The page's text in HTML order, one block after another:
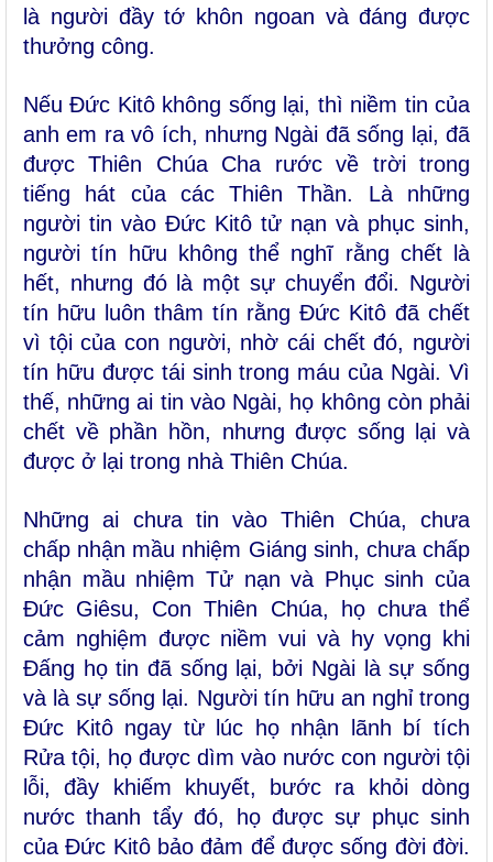
là người đầy tớ khôn ngoan và đáng được
thưởng công.
Nếu Đức Kitô không sống lại, thì niềm tin của
anh em ra vô ích, nhưng Ngài đã sống lại, đã
được Thiên Chúa Cha rước về trời trong
tiếng hát của các Thiên Thần. Là những
người tin vào Đức Kitô tử nạn và phục sinh,
người tín hữu không thể nghĩ rằng chết là
hết, nhưng đó là một sự chuyển đổi. Người
tín hữu luôn thâm tín rằng Đức Kitô đã chết
vì tội của con người, nhờ cái chết đó, người
tín hữu được tái sinh trong máu của Ngài. Vì
thế, những ai tin vào Ngài, họ không còn phải
chết về phần hồn, nhưng được sống lại và
được ở lại trong nhà Thiên Chúa.
Những ai chưa tin vào Thiên Chúa, chưa
chấp nhận mầu nhiệm Giáng sinh, chưa chấp
nhận mầu nhiệm Tử nạn và Phục sinh của
Đức Giêsu, Con Thiên Chúa, họ chưa thể
cảm nghiệm được niềm vui và hy vọng khi
Đấng họ tin đã sống lại, bởi Ngài là sự sống
và là sự sống lại. Người tín hữu an nghỉ trong
Đức Kitô ngay từ lúc họ nhận lãnh bí tích
Rửa tội, họ được dìm vào nước con người tội
lỗi, đầy khiếm khuyết, bước ra khỏi dòng
nước thanh tẩy đó, họ được sự phục sinh
của Đức Kitô bảo đảm để được sống đời đời.